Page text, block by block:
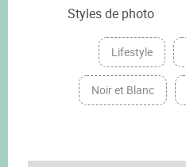
Styles de photo
Lifestyle
Noir et Blanc